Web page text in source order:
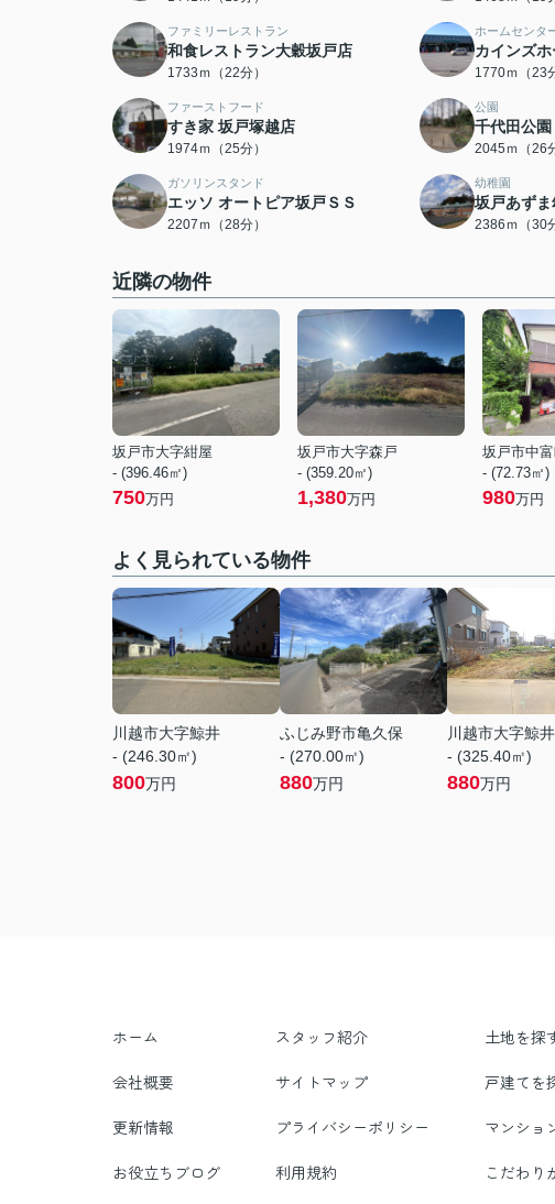
ファミリーレストラン
和食レストラン大穀坂戸店
1733ｍ（22分）
ホームセンタ
カインズ
1770ｍ（23
ファーストフード
すき家 坂戸塚越店
1974ｍ（25分）
公園
千代田公園
2045ｍ（26
ガソリンスタンド
エッソ オートピア坂戸ＳＳ
2207ｍ（28分）
幼稚園
坂戸あずま
2386ｍ（30
近隣の物件
坂戸市大字紺屋
- (396.46㎡)
750万円
坂戸市大字森戸
- (359.20㎡)
1,380万円
坂戸市中
- (72.73㎡)
980万円
よく見られている物件
川越市大字鯨井
- (246.30㎡)
800万円
ふじみ野市亀久保
- (270.00㎡)
880万円
川越市大字鯨井
- (325.40㎡)
880万円
ホーム スタッフ紹介 土地を探
会社概要 サイトマップ 戸建てを
更新情報 プライバシーポリシー マンショ
お役立ちブログ 利用規約 こだわり